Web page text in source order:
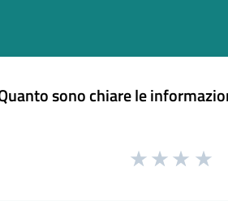
sono chiare le